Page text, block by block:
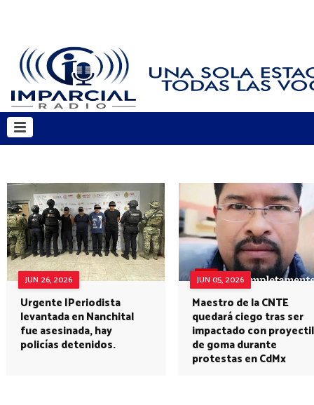
JUN 26, 2026
Urgente |Periodista
levantada en Nanchital
fue asesinada, hay
policías detenidos.
JUN 05, 2026
Maestro de la CNTE
quedará ciego tras ser
impactado con proyectil
de goma durante
protestas en CdMx